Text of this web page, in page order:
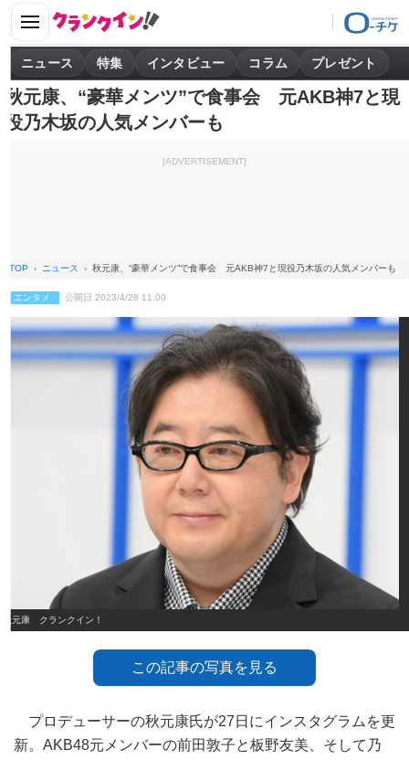
ニュース 特集 インタビュー コラム プレゼント
秋元康、“豪華メンツ”で食事会 元AKB神7と現
役乃木坂の人気メンバーも
[ADVERTISEMENT]
TOP ニュース 秋元康、“豪華メンツ”で食事会 元AKB神7と現役乃木坂の人気メンバーも
エンタメ 公開日 2023/4/28 11:00
秋元康 クランクイン！
この記事の写真を見る
プロデューサーの秋元康氏が27日にインスタグラムを更
新。AKB48元メンバーの前田敦子と板野友美、そして乃